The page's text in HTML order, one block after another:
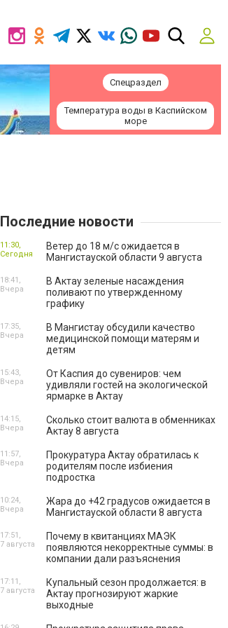
Спецраздел
Температура воды в Каспийском
море
Последние новости
Ветер до 18 м/с ожидается в
Мангистауской области 9 августа
11:30,
Сегодня
В Актау зеленые насаждения
поливают по утвержденному
графику
18:41,
Вчера
В Мангистау обсудили качество
медицинской помощи матерям и
детям
17:35,
Вчера
От Каспия до сувениров: чем
удивляли гостей на экологической
ярмарке в Актау
15:43,
Вчера
Сколько стоит валюта в обменниках
Актау 8 августа
14:15,
Вчера
Прокуратура Актау обратилась к
родителям после избиения
подростка
11:57,
Вчера
Жара до +42 градусов ожидается в
Мангистауской области 8 августа
10:24,
Вчера
Почему в квитанциях МАЭК
появляются некорректные суммы: в
компании дали разъяснения
17:51,
7 августа
Купальный сезон продолжается: в
Актау прогнозируют жаркие
выходные
17:11,
7 августа